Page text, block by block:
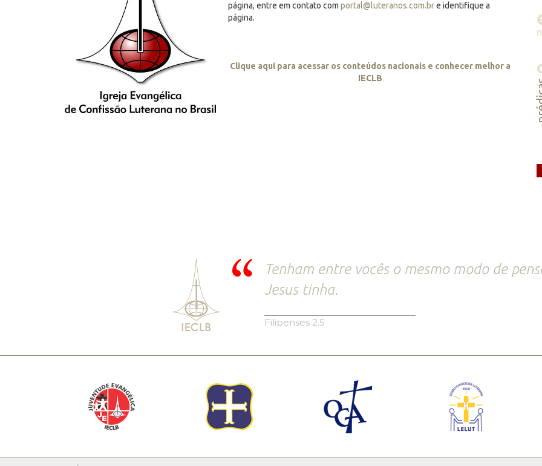
página, entre em contato com portal@luteranos.com.bre identifique a
página.
Clique aqui para acessar os conteúdos nacionais e conhecer melhor a
IECLB
Tenham entre vocês o mesmo modo de
Jesus tinha.
Filipenses 2.5